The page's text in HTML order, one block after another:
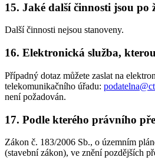
15. Jaké další činnosti jsou po
Další činnosti nejsou stanoveny.
16. Elektronická služba,
Případný dotaz můžete zaslat na
telekomunikačního úřadu:
není požadován.
17. Podle kterého právního
Zákon č. 183/2006 Sb., o územním
(stavební zákon), ve znění pozdějších